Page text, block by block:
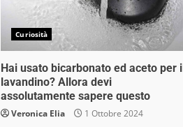
Curiosità
Hai usato bicarbonato ed aceto per il
lavandino? Allora devi
assolutamente sapere questo
Veronica Elia 1 Ottobre 2024